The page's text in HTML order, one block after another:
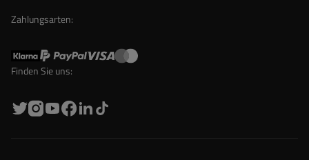
Zahlungsarten:
Finden Sie uns: